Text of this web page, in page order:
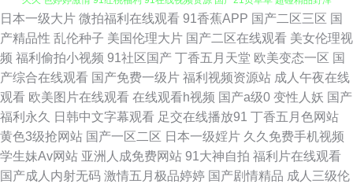
爱豆传媒网站免费观看 白丝后入 亚洲狼友 91美女内射网站 草莓视屏s 久久a
久久 色婷婷激情 91红桃福利 91在线视频资源 国产21页草草 超碰精品野泽
手机在线 avapp91看片 婷婷精品久久 91久久香蕉国产 国产91综合福利 91
黑丝在线导航 亚洲色图影音先锋 日韩欧美国产成人 婷婷五月激情澎湃 欧美
成久久永久 韩美一级黄色 性欧美99 91视频免费试看 国内a∨ 日本黑人2人的
日本一级大片 微拍福利在线观看 91香蕉APP 国产二区三区 国
产精品性 乱伦种子 美国伦理大片 国产二区在线观看 美女伦理视
频 福利偷拍小视频 91社区国产 丁香五月天堂 欧美变态一区 国
产综合在线观看 国产免费一级片 福利视频资源站 成人午夜在线
观看 欧美图片在线观看 在线观看h视频 国产a级0 变性人妖 国产
福利永久
日韩中文字幕观看 足交在线播放91 丁香五月色网站
黄色3级抢网站 国产一区二区 日本一级婬片 久久免费手机视频
学生妹Av网站 亚洲人成免费网站 91大神自拍 福利片在线观看
国产成人内射无码 激情五月极品婷婷 国产剧情精品 成人三级伦